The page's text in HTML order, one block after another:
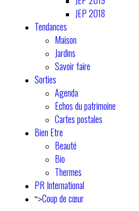
JEP 2018
Tendances
Maison
Jardins
Savoir faire
Sorties
Agenda
Echos du patrimoine
Cartes postales
Bien Etre
Beauté
Bio
Thermes
PR International
">Coup de cœur